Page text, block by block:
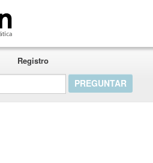
Registro